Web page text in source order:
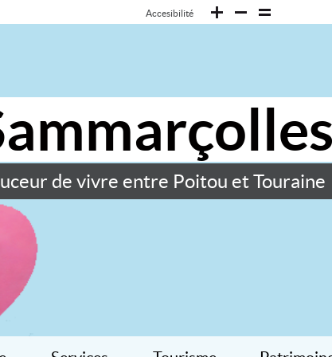
Accesibilité
de vivre entre Poitou et Touraine